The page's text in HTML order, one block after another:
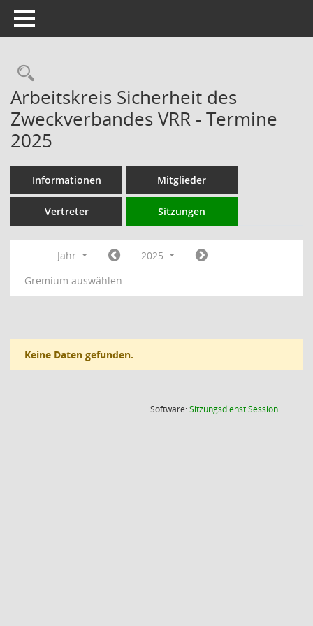
Toggle navigation
Rechercheauswahl
Arbeitskreis Sicherheit des
Zweckverbandes VRR - Termine
2025
Informationen Mitglieder
Vertreter Sitzungen
Jahr
2025
Gremium auswählen
Keine Daten gefunden.
Software:SitzungsdienstSession(Wird in